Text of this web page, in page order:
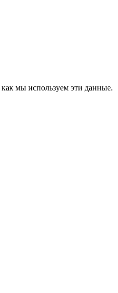
мы используем эти данные.